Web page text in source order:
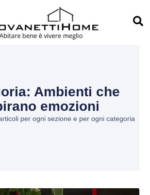
Ambienti che
emozioni
per ogni sezione e per ogni categoria